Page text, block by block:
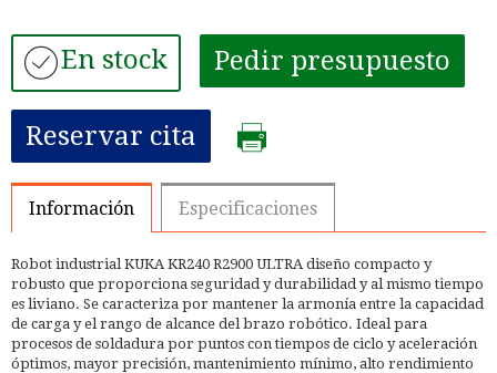
En stock Pedir presupuesto
Reservar cita
Información Especificaciones
Robot industrial KUKA KR240 R2900 ULTRA diseño compacto y
robusto que proporciona seguridad y durabilidad y al mismo tiempo
es liviano. Se caracteriza por mantener la armonía entre la capacidad
de carga y el rango de alcance del brazo robótico. Ideal para
procesos de soldadura por puntos con tiempos de ciclo y aceleración
óptimos, mayor precisión, mantenimiento mínimo, alto rendimiento